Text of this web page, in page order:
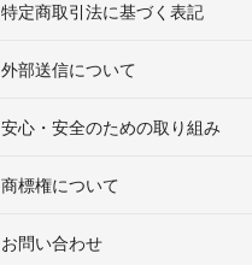
特定商取引法に基づく表記
外部送信について
安心・安全のための取り組み
商標権について
お問い合わせ